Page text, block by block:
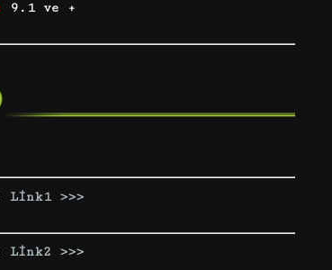
9.1 ve +
>>>
>>>